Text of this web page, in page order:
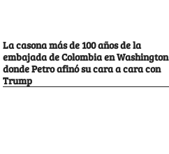
La casona más de 100 años de la
embajada de Colombia en Washington
donde Petro afinó su cara a cara con
Trump